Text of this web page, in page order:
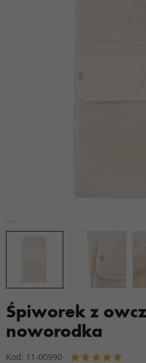
Śpiworek z
noworodka
Kod: 11-00990